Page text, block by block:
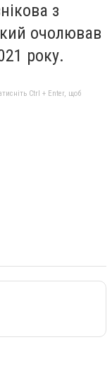
з
очолював
року.
Ctrl + Enter, щоб